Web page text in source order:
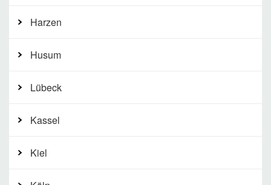
Harzen
Husum
Lübeck
Kassel
Kiel